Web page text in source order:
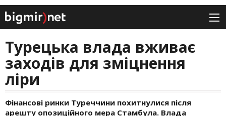
Турецька влада вживає
заходів для зміцнення
ліри
Фінансові ринки Туреччини похитнулися після
арешту опозиційного мера Стамбула. Влада